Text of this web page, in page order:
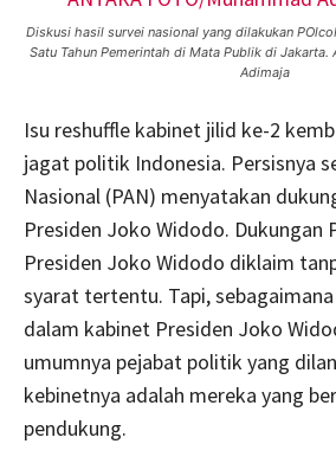
Diskusi hasil survei nasional yang dilakukan
Satu Tahun Pemerintah di Mata Publik di Jakarta.
Adimaja
Isu reshuffle kabinet jilid ke-2
jagat politik Indonesia. Persisnya
Nasional (PAN) menyatakan
Presiden Joko Widodo. Dukungan
Presiden Joko Widodo diklaim
syarat tertentu. Tapi,
dalam kabinet Presiden Joko
umumnya pejabat politik yang
kebinetnya adalah mereka yang
pendukung.